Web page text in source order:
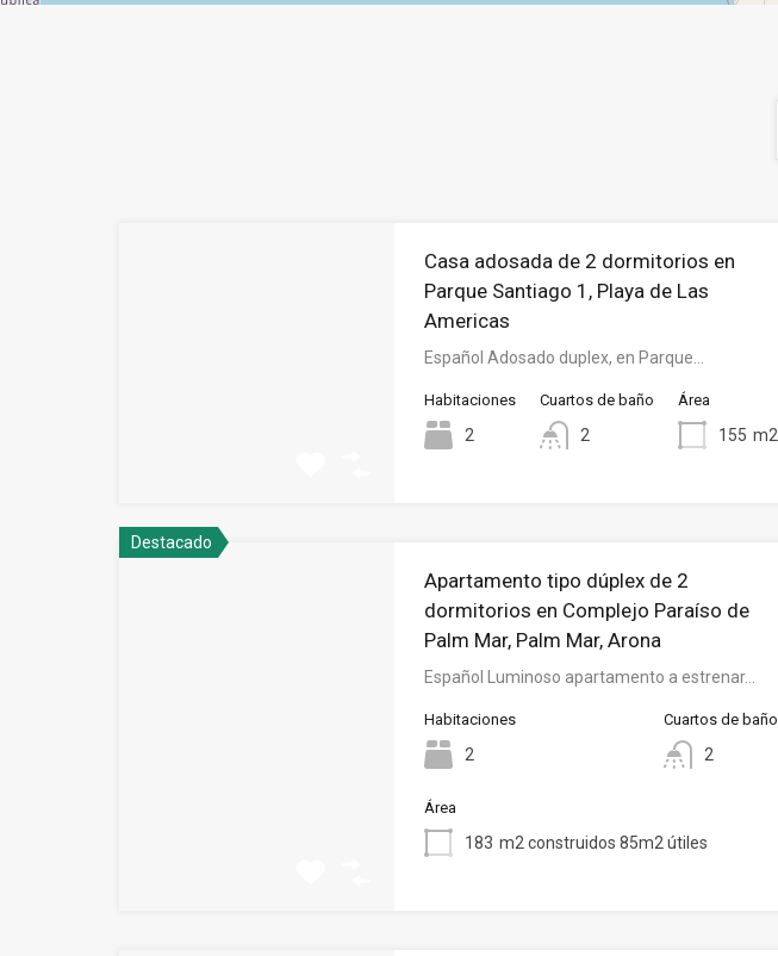
Casa adosada de 2 dormitorios en
Parque Santiago 1, Playa de Las
Americas
Español Adosado duplex, en Parque…
Habitaciones
2
Cuartos de baño
2
Área
155 m2
Destacado
Apartamento tipo dúplex de 2
dormitorios en Complejo Paraíso de
Palm Mar, Palm Mar, Arona
Español Luminoso apartamento a estrenar…
Habitaciones
2
Cuartos de baño
2
Área
183 m2 construidos 85m2 útiles